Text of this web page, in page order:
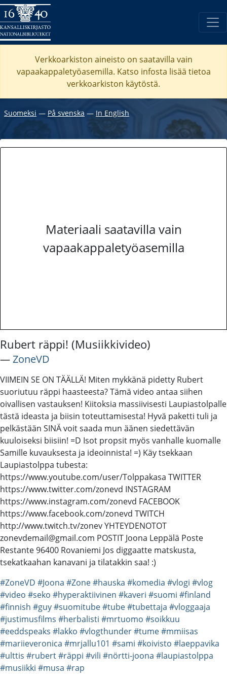
Verkkoarkiston aineisto on saatavilla vain
vapaakappaletyöasemilla. Katso infosta lisää tietoa
verkkoarkiston käytöstä.
Suomeksi ― På svenska ― In English
Materiaali saatavilla vain
vapaakappaletyöasemilla
Rubert räppi! (Musiikkivideo)
―ZoneVD
VIIMEIN SE ON TÄÄLLÄ! Miten mykkänä pidetty Rubert
suoriutuu räppi haasteesta? Tämä video antaa siihen
oivallisen vastauksen! Kiitoksia massiivisesti Laupiastolpalle
tästä ideasta ja biisin toteuttamisesta! Hyvä paketti tuli ja
pelkästään SINÄ voit saada mun äänen siedettävän
kuuloiseksi biisiin! =D Isot propsit myös vanhalle kuomalle
Samille kuvauksesta ja ideoinnista! =) Käy tsekkaan
Laupiastolppa tubesta:
https://www.youtube.com/user/Tolppakasa TWITTER
https://www.twitter.com/zonevd INSTAGRAM
https://www.instagram.com/zonevd FACEBOOK
https://www.facebook.com/zonevd TWITCH
http://www.twitch.tv/zonev YHTEYDENOTOT
zonevdemail@gmail.com POSTIT Joona Leppälä Poste
Restante 96400 Rovaniemi Jos diggaatte matskusta,
tsekatkaahan kanavani ja tilatakkin saa! :)
#ZoneVD #Joona #Zone#hauska #komedia #vlogi #vlog
#video #seko #hyperaktiivinen #kaveri #suomi #finland
#finnish #guy#suomitube#tube#tubettaja #vloggaaja
#justimusfilms #herbalisti #mrtuomo #soikkuu
#eeddspeaks #lakko #vlogthunder#tume#mmiisas
#mariieveronica #mrjallu101 #sami #koivisto #laeppavika
#ulttis #rubert#räppi #vili #nörtti-joona #laupiastolppa
#musiikki #musa #rap